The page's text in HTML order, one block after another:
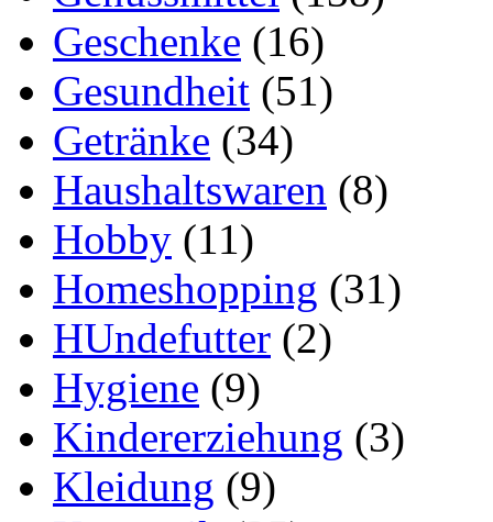
Geschenke (16)
Gesundheit (51)
Getränke (34)
Haushaltswaren (8)
Hobby (11)
Homeshopping (31)
HUndefutter (2)
Hygiene (9)
Kindererziehung (3)
Kleidung (9)